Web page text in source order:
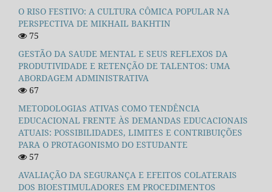
O RISO FESTIVO: A CULTURA CÔMICA POPULAR NA
PERSPECTIVA DE MIKHAIL BAKHTIN
75
GESTÃO DA SAUDE MENTAL E SEUS REFLEXOS DA
PRODUTIVIDADE E RETENÇÃO DE TALENTOS: UMA
ABORDAGEM ADMINISTRATIVA
67
METODOLOGIAS ATIVAS COMO TENDÊNCIA
EDUCACIONAL FRENTE ÀS DEMANDAS EDUCACIONAIS
ATUAIS: POSSIBILIDADES, LIMITES E CONTRIBUIÇÕES
PARA O PROTAGONISMO DO ESTUDANTE
57
AVALIAÇÃO DA SEGURANÇA E EFEITOS COLATERAIS
DOS BIOESTIMULADORES EM PROCEDIMENTOS